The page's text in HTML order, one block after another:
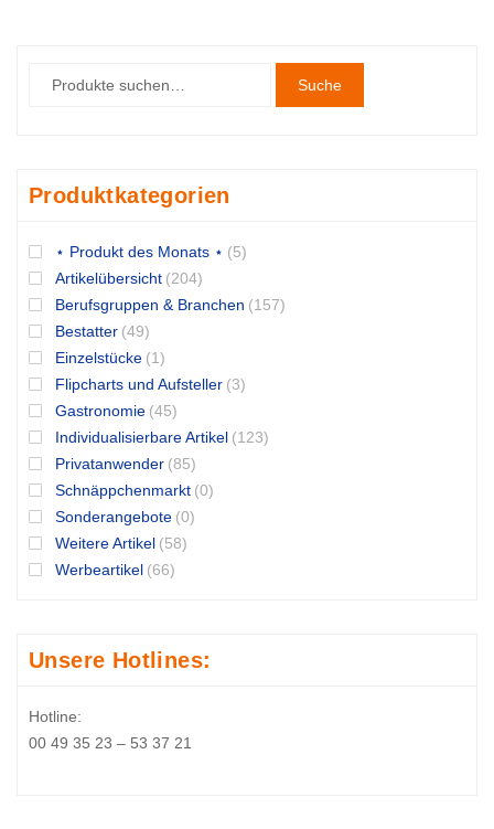
Suche
Produktkategorien
⋆ Produkt des Monats ⋆ (5)
Artikelübersicht (204)
Berufsgruppen & Branchen (157)
Bestatter (49)
Einzelstücke (1)
Flipcharts und Aufsteller (3)
Gastronomie (45)
Individualisierbare Artikel (123)
Privatanwender (85)
Schnäppchenmarkt (0)
Sonderangebote (0)
Weitere Artikel (58)
Werbeartikel (66)
Unsere Hotlines:
Hotline:
00 49 35 23 – 53 37 21